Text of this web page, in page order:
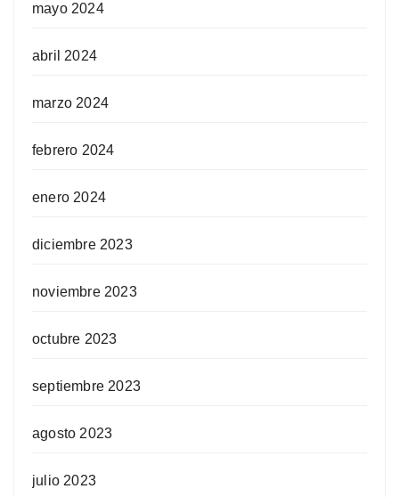
mayo 2024
abril 2024
marzo 2024
febrero 2024
enero 2024
diciembre 2023
noviembre 2023
octubre 2023
septiembre 2023
agosto 2023
julio 2023